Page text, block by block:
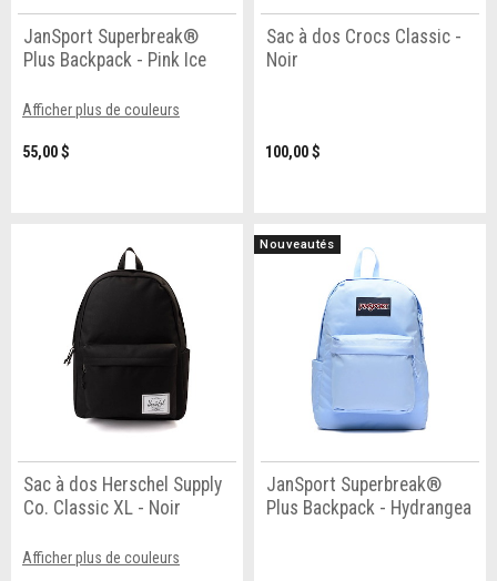
JanSport Superbreak®
Plus Backpack - Pink Ice
Afficher plus de couleurs
55,00 $
Sac à dos Crocs Classic -
Noir
100,00 $
Sac à dos Herschel Supply
Co. Classic XL - Noir
Afficher plus de couleurs
Nouveautés
JanSport Superbreak®
Plus Backpack - Hydrangea